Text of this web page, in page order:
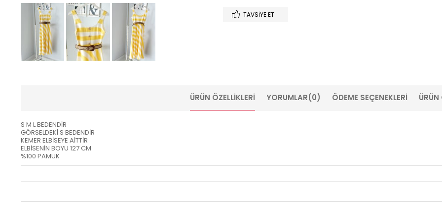
TAVSIYE ET
ÜRÜN ÖZELLIKLERI YORUMLAR(0) ÖDEME SEÇENEKLERI ÜRÜN
S M L BEDENDİR
GÖRSELDEKİ S BEDENDİR
KEMER ELBİSEYE AİTTİR
ELBİSENİN BOYU 127 CM
%100 PAMUK